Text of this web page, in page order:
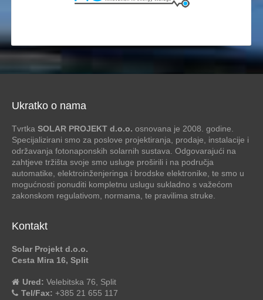
Ukratko o nama
Tvrtka SOLAR PROJEKT d.o.o. osnovana je 2008. godine.
Specijalizirani smo za poslove projektiranja, prodaje, instalacije i
održavanja fotonaponskih solarnih sustava. Odgovarajući na
zahtjeve tržišta svoje smo usluge proširili i na područja
automatike, elektroinženjeringa i brodske elektronike, te smo u
mogućnosti ponuditi kompletnu uslugu sukladno s važećom
zakonskom regulativom, normama, te pravilima struke.
Kontakt
Solar Projekt d.o.o.
Cesta Mira 16, Split
Ured: Velebitska 76, Split
Tel/Fax: +385 21 655 117